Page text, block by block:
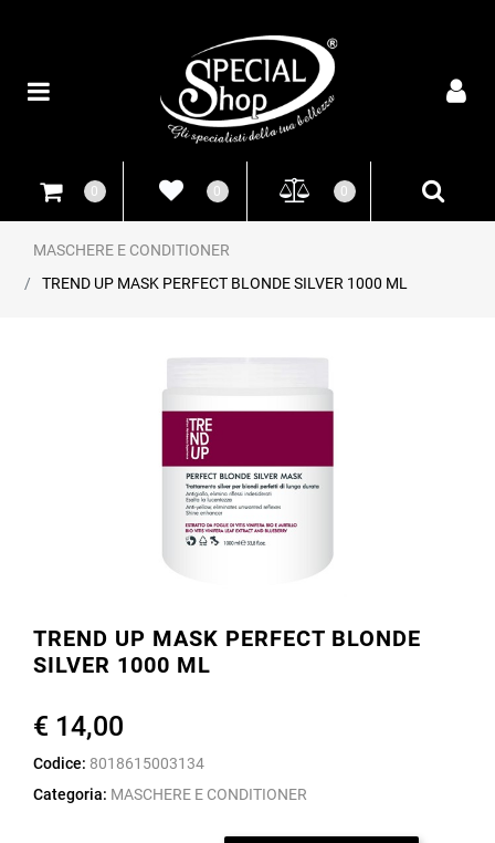
0 0 0
MASCHERE E CONDITIONER
TREND UP MASK PERFECT BLONDE SILVER 1000 ML
TREND UP MASK PERFECT BLONDE
SILVER 1000 ML
€ 14,00
Codice: 8018615003134
Categoria: MASCHERE E CONDITIONER